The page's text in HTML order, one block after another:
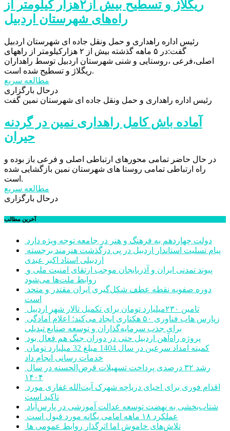
ریگلاژ و تسطیح بیش از۲هزار کیلومتر از
راه‌های شهرستان اردبیل
رئیس اداره راهداری و حمل ونقل جاده ای شهرستان اردبیل
گفت:در ۵ ماهه گذشته بیش از ۲ هزارکیلومتر از راههای
اصلی،فرعی ،روستایی و شنی شهرستان اردبیل توسط راهداران
ریگلاژ و تسطیح شده است.
مطالعه سریع
درحال بارگزاری
رئیس اداره راهداری و حمل ونقل جاده ای شهرستان نمین گفت
آماده باش کامل راهداری نمین در گردنه
حیران
در حال حاضر تمامی محورهای ارتباطی اصلی و فرعی باز بوده و
راه ارتباطی تمامی روستا های شهرستان نمین بازگشایی شده
است.
مطالعه سریع
درحال بارگزاری
آخرین مطالب
دولت چهاردهم به فرهنگ و هنر در جامعه توجه ویژه دارد
اردبیلی استاد اکبر عبدی
روابط ملت‌ها می‌شود
است
تامین ۲۳۰میلیارد تومان برای تکمیل تالار شهر اردبیل
برای جذب سرمایه‌گذاران و توسعه صنایع تبدیلی
پروژه راه‌آهن اردبیل حتی در دوران جنگ هم فعال بود
خدمات رسانی انجام داد
۱۴۰۴
تاکید است
شتاب‌بخشی به نهضت توسعه عدالت آموزشی در پارس‌آباد
عملکرد ۱۸ ماهه امامی یگانه مورد قبول است
تلاش‌های خاموش اما اثرگذار روابط عمومی ها